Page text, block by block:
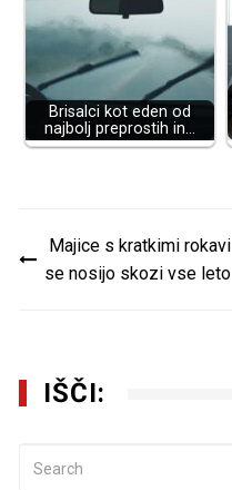
Brisalci kot eden od
najbolj preprostih in…
prispevka
Majice s kratkimi rokavi
se nosijo skozi vse leto
IŠČI: